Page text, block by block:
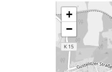
+
−